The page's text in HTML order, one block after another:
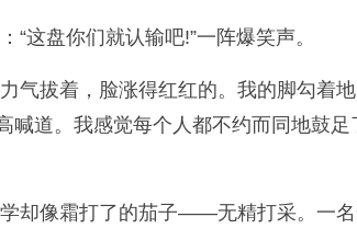
“这盘你们就认输吧!”一阵爆笑声。
气拔着，脸涨得红红的。我的脚勾
道。我感觉每个人都不约而同地鼓
却像霜打了的茄子——无精打采。一名